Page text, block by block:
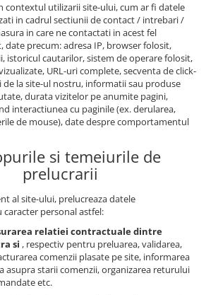
contextul utilizarii site-ului, cum ar fi datele
in cadrul sectiunii de contact / intrebari /
in care ne contactati in acest fel
date precum: adresa IP, browser folosit,
istoricul cautarilor, sistem de operare folosit,
URL-uri complete, secventa de click-
de la site-ul nostru, informatii sau produse
durata vizitelor pe anumite pagini,
interactiunea cu paginile (ex. derularea,
de mouse), date despre comportamentul
si temeiurile de
prelucrarii
al site-ului, prelucreaza datele
personal astfel:
relatiei contractuale dintre
si , respectiv pentru preluarea, validarea,
comenzii plasate pe site, informarea
asupra starii comenzii, organizarea returului
etc.